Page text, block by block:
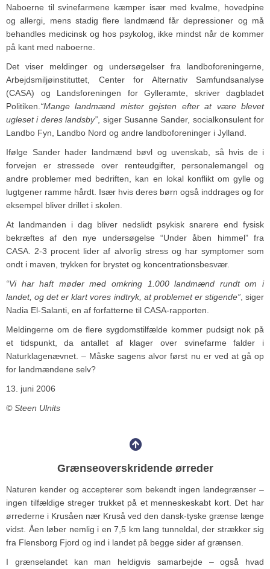
Naboerne til svinefarmene kæmper især med kvalme, hovedpine
og allergi, mens stadig flere landmænd får depressioner og må
behandles medicinsk og hos psykolog, ikke mindst når de kommer
på kant med naboerne.
Det viser meldinger og undersøgelser fra landboforeningerne,
Arbejdsmiljøinstituttet, Center for Alternativ Samfundsanalyse
(CASA) og Landsforeningen for Gylleramte, skriver dagbladet
Politiken. “Mange landmænd mister gejsten efter at være blevet
ugleset i deres landsby” , siger Susanne Sander, socialkonsulent for
Landbo Fyn, Landbo Nord og andre landboforeninger i Jylland.
Ifølge Sander hader landmænd bøvl og uvenskab, så hvis de i
forvejen er stressede over renteudgifter, personalemangel og
andre problemer med bedriften, kan en lokal konflikt om gylle og
lugtgener ramme hårdt. Især hvis deres børn også inddrages og for
eksempel bliver drillet i skolen.
At landmanden i dag bliver nedslidt psykisk snarere end fysisk
bekræftes af den nye undersøgelse “Under åben himmel” fra
CASA. 2-3 procent lider af alvorlig stress og har symptomer som
ondt i maven, trykken for brystet og koncentrationsbesvær.
“Vi har haft møder med omkring 1.000 landmænd rundt om i
landet, og det er klart vores indtryk, at problemet er stigende”, siger
Nadia El-Salanti, en af forfatterne til CASA-rapporten.
Meldingerne om de flere sygdomstilfælde kommer pudsigt nok på
et tidspunkt, da antallet af klager over svinefarme falder i
Naturklagenævnet. – Måske sagens alvor først nu er ved at gå op
for landmændene selv?
13. juni 2006
© Steen Ulnits
Grænseoverskridende ørreder
Naturen kender og accepterer som bekendt ingen landegrænser –
ingen tilfældige streger trukket på et menneskeskabt kort. Det har
ørrederne i Krusåen nær Kruså ved den dansk-tyske grænse længe
vidst. Åen løber nemlig i en 7,5 km lang tunneldal, der strækker sig
fra Flensborg Fjord og ind i landet på begge sider af grænsen.
I grænselandet kan man heldigvis samarbejde – også hvad